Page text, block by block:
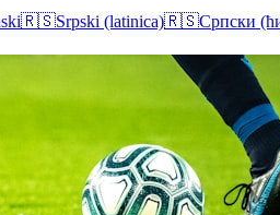
🇷🇸Srpski (latinica)🇷🇸Српски